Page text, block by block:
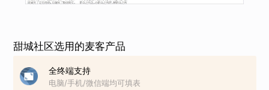
甜城社区选用的麦客产品
全终端支持
电脑/手机/微信端均可填表